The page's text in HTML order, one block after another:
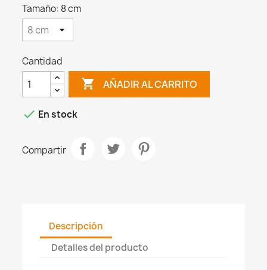
Tamaño: 8 cm
Cantidad
 AÑADIR AL CARRITO
 En stock
Compartir
Descripción
Detalles del producto